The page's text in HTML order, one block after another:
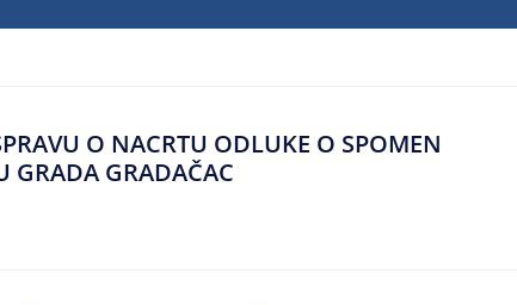
O NACRTU ODLUKE O SPOMEN
GRADA GRADAČAC